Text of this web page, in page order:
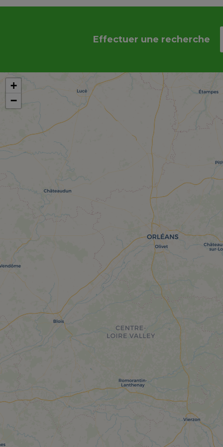
Effectuer une recherche
+
−